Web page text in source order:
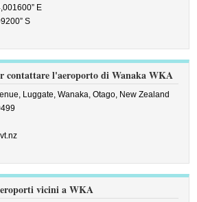
E
S
contattare l'aeroporto di Wanaka WKA
Luggate, Wanaka, Otago, New Zealand
vicini a WKA